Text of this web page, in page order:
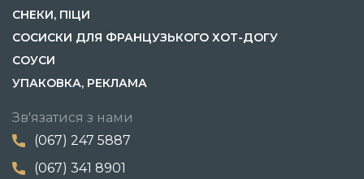
СНЕКИ, ПІЦИ
СОСИСКИ ДЛЯ ФРАНЦУЗЬКОГО ХОТ-ДОГУ
СОУСИ
УПАКОВКА, РЕКЛАМА
Зв'язатися з нами
(067) 247 5887
(067) 341 8901